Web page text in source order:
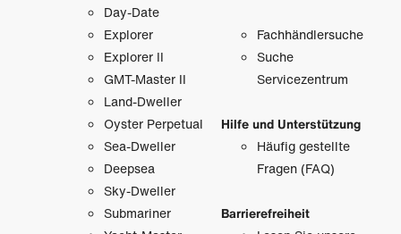
Day-Date
Explorer
Explorer II
GMT-Master II
Land-Dweller
Oyster Perpetual
Sea-Dweller
Deepsea
Sky-Dweller
Submariner
Fachhändlersuche
Suche
Servicezentrum
Hilfe und Unterstützung
Häufig gestellte
Fragen (FAQ)
Barrierefreiheit